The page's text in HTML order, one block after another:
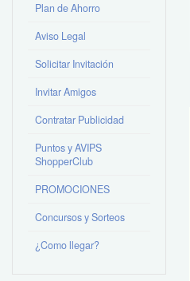
Plan de Ahorro
Aviso Legal
Solicitar Invitación
Invitar Amigos
Contratar Publicidad
Puntos y AVIPS
ShopperClub
PROMOCIONES
Concursos y Sorteos
¿Como llegar?